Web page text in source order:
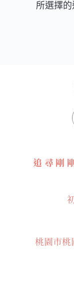
所選擇的
追尋剛
桃園市